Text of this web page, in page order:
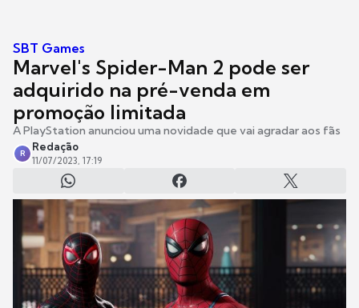
SBT Games
Marvel's Spider-Man 2 pode ser
adquirido na pré-venda em
promoção limitada
A PlayStation anunciou uma novidade que vai agradar aos fãs
R
Redação
11/07/2023, 17:19